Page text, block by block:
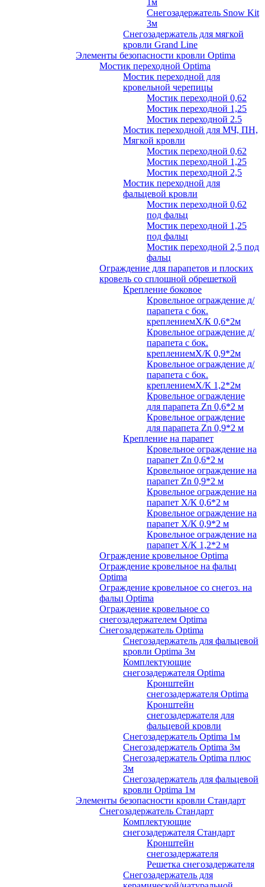
1м
Снегозадержатель Snow Kit
3м
Снегозадержатель для мягкой
кровли Grand Line
Элементы безопасности кровли Optima
Мостик переходной Optima
Мостик переходной для
кровельной черепицы
Мостик переходной 0,62
Мостик переходной 1,25
Мостик переходной 2.5
Мостик переходной для МЧ, ПН,
Мягкой кровли
Мостик переходной 0,62
Мостик переходной 1,25
Мостик переходной 2,5
Мостик переходной для
фальцевой кровли
Мостик переходной 0,62
под фальц
Мостик переходной 1,25
под фальц
Мостик переходной 2,5 под
фальц
Ограждение для парапетов и плоских
кровель со сплошной обрешеткой
Крепление боковое
Кровельное ограждение д/
парапета с бок.
креплениемХ/К 0,6*2м
Кровельное ограждение д/
парапета с бок.
креплениемХ/К 0,9*2м
Кровельное ограждение д/
парапета с бок.
креплениемХ/К 1,2*2м
Кровельное ограждение
для парапета Zn 0,6*2 м
Кровельное ограждение
для парапета Zn 0,9*2 м
Крепление на парапет
Кровельное ограждение на
парапет Zn 0,6*2 м
Кровельное ограждение на
парапет Zn 0,9*2 м
Кровельное ограждение на
парапет Х/К 0,6*2 м
Кровельное ограждение на
парапет Х/К 0,9*2 м
Кровельное ограждение на
парапет Х/К 1,2*2 м
Ограждение кровельное Optima
Ограждение кровельное на фальц
Optima
Ограждение кровельное со снегоз. на
фальц Optima
Ограждение кровельное со
снегозадержателем Optima
Снегозадержатель Optima
Снегозадержатель для фальцевой
кровли Optima 3м
Комплектующие
снегозадержателя Optima
Кронштейн
снегозадержателя Optima
Кронштейн
снегозадержателя для
фальцевой кровли
Снегозадержатель Optima 1м
Снегозадержатель Optima 3м
Снегозадержатель Optima плюс
3м
Снегозадержатель для фальцевой
кровли Optima 1м
Элементы безопасности кровли Стандарт
Снегозадержатель Стандарт
Комплектующие
снегозадержателя Стандарт
Кронштейн
снегозадержателя
Решетка снегозадержателя
Снегозадержатель для